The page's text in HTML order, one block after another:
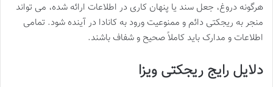
هرگونه دروغ، جعل سند یا پنهان کاری در اطلاعات ارائه شده، می تواند
منجر به ریجکتی دائم و ممنوعیت ورود به کانادا در آینده شود. تمامی
اطلاعات و مدارک باید کاملاً صحیح و شفاف باشند.
دلایل رایج ریجکتی ویزا